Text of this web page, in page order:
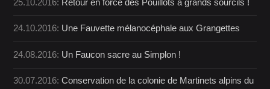
25.10.2016: Retour en force des Pouillots à grands sourcils !
24.10.2016: Une Fauvette mélanocéphale aux Grangettes
24.08.2016: Un Faucon sacre au Simplon !
30.07.2016:Conservation de la colonie de Martinets alpins du